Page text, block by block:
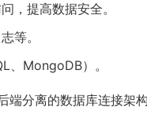
，提高数据安全。
等。
、MongoDB）。
端分离的数据库连接架